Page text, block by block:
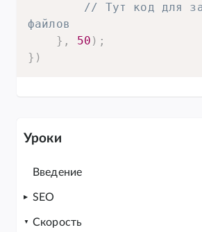
Уроки
Введение
SEO
Скорость
// Тут код для
файлов
} , 50 ) ;
} )